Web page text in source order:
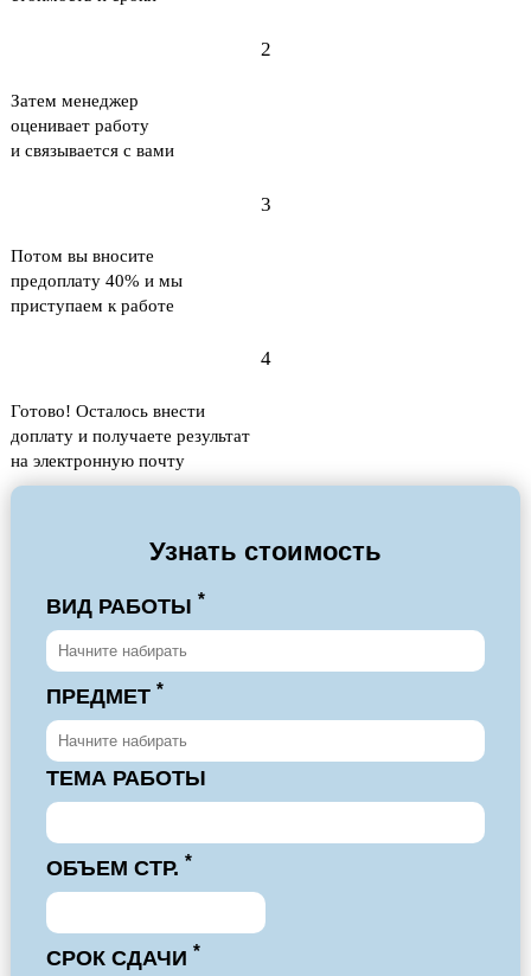
2
Затем менеджер
оценивает работу
и связывается с вами
3
Потом вы вносите
предоплату 40% и мы
приступаем к работе
4
Готово! Осталось внести
доплату и получаете результат
на электронную почту
Узнать стоимость
ВИД РАБОТЫ*
ПРЕДМЕТ*
ТЕМА РАБОТЫ
ОБЪЕМ СТР.*
СРОК СДАЧИ*